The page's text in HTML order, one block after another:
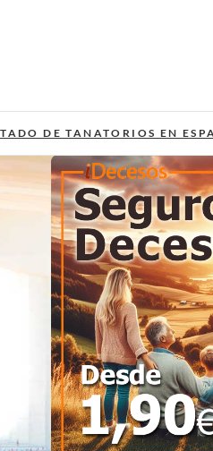
DE TANATORIOS EN